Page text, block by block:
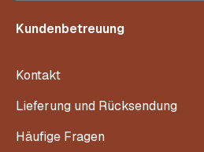
Kundenbetreuung
Kontakt
Lieferung und Rücksendung
Häufige Fragen